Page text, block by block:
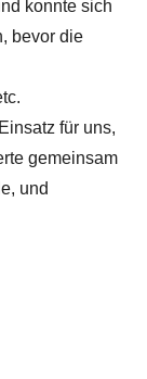
konnte sich
bevor die
für uns,
gemeinsam
und